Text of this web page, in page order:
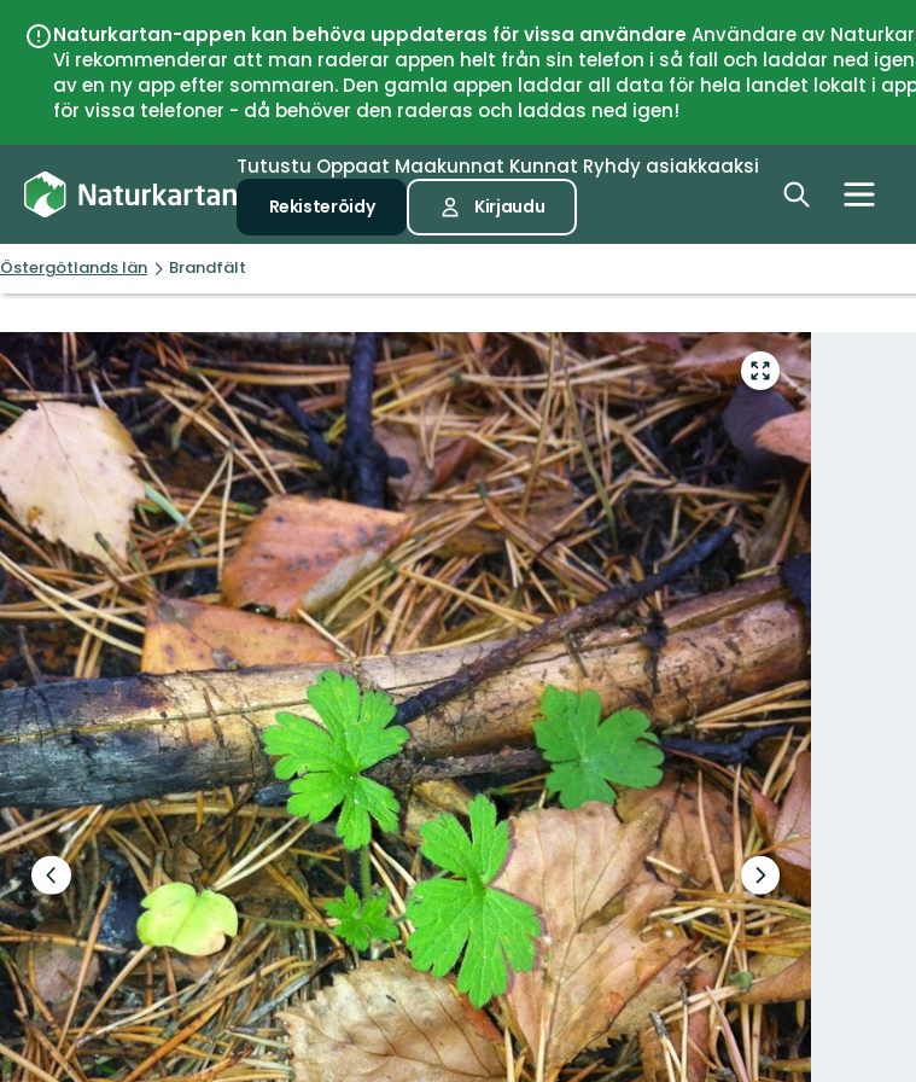
Naturkartan-appen kan behöva uppdateras för vissa användareAnvändare av
Vi rekommenderar att man raderar appen helt från sin telefon i så fall och laddar ned
av en ny app efter sommaren. Den gamla appen laddar all data för hela landet lokalt i
för vissa telefoner - då behöver den raderas och laddas ned igen!
Tutustu Oppaat Maakunnat Kunnat Ryhdy asiakkaaksi
Rekisteröidy Kirjaudu
Östergötlands län Brandfält
Siirry
koko
näytön
alueelle
Edellinen
dia
Seuraava
dia